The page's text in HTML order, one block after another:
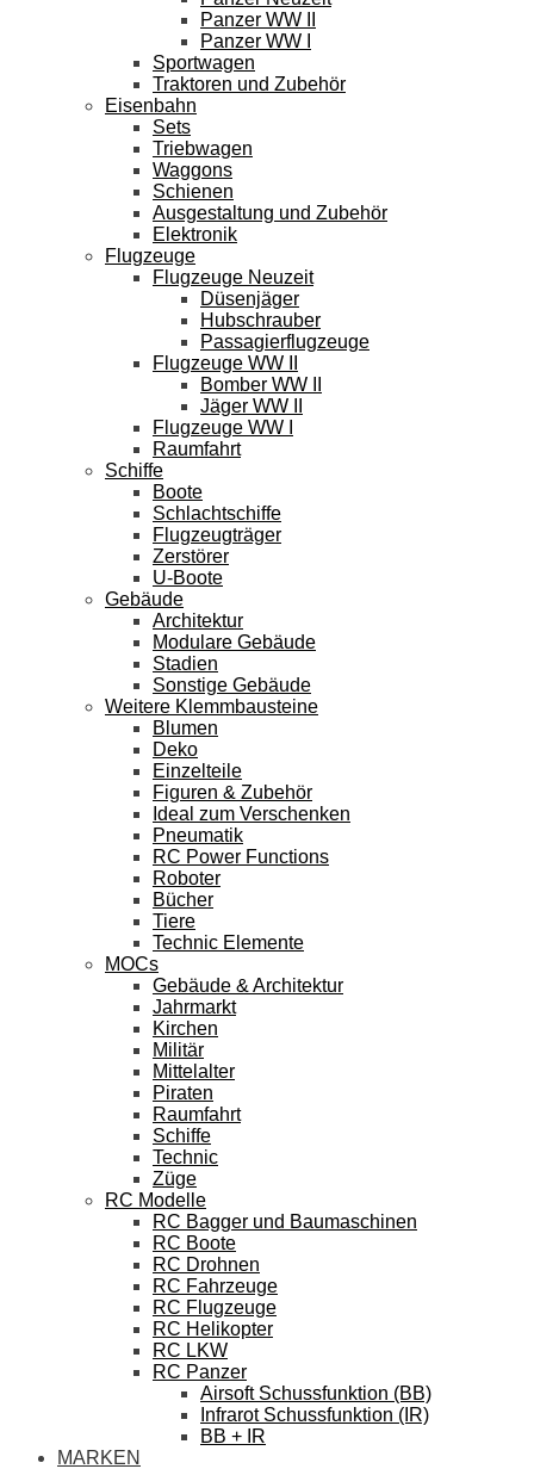
Panzer WW II
Panzer WW I
Sportwagen
Traktoren und Zubehör
Eisenbahn
Sets
Triebwagen
Waggons
Schienen
Ausgestaltung und Zubehör
Elektronik
Flugzeuge
Flugzeuge Neuzeit
Düsenjäger
Hubschrauber
Passagierflugzeuge
Flugzeuge WW II
Bomber WW II
Jäger WW II
Flugzeuge WW I
Raumfahrt
Schiffe
Boote
Schlachtschiffe
Flugzeugträger
Zerstörer
U-Boote
Gebäude
Architektur
Modulare Gebäude
Stadien
Sonstige Gebäude
Weitere Klemmbausteine
Blumen
Deko
Einzelteile
Figuren & Zubehör
Ideal zum Verschenken
Pneumatik
RC Power Functions
Roboter
Bücher
Tiere
Technic Elemente
MOCs
Gebäude & Architektur
Jahrmarkt
Kirchen
Militär
Mittelalter
Piraten
Raumfahrt
Schiffe
Technic
Züge
RC Modelle
RC Bagger und Baumaschinen
RC Boote
RC Drohnen
RC Fahrzeuge
RC Flugzeuge
RC Helikopter
RC LKW
RC Panzer
Airsoft Schussfunktion (BB)
Infrarot Schussfunktion (IR)
BB + IR
MARKEN